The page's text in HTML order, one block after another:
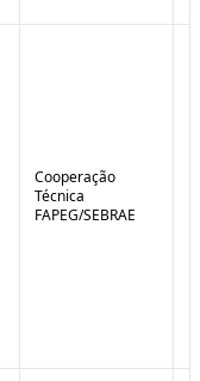
Cooperação
Técnica
FAPEG/SEBRAE